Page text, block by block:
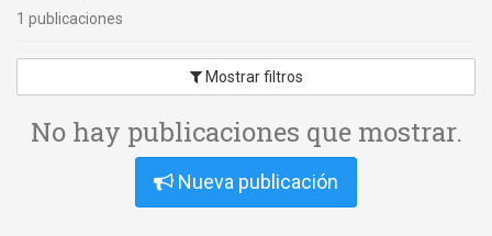
1 publicaciones
Mostrar filtros
No hay publicaciones que mostrar.
Nueva publicación